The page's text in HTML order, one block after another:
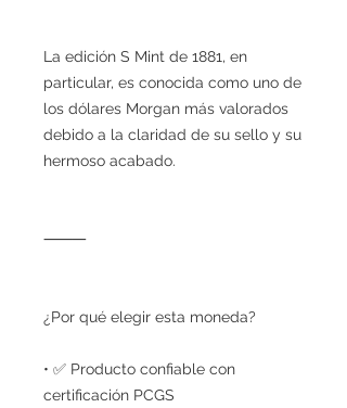
La edición S Mint de 1881, en
particular, es conocida como uno de
los dólares Morgan más valorados
debido a la claridad de su sello y su
hermoso acabado.
⸻
¿Por qué elegir esta moneda?
• ✅ Producto confiable con
certificación PCGS